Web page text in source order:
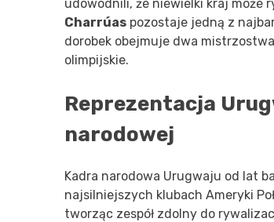
udowodnili, że niewielki kraj może
Charrúas pozostaje jedną z
dorobek obejmuje dwa
olimpijskie.
Reprezentacja
narodowej
Kadra narodowa Urugwaju od lat
najsilniejszych klubach Ameryki
tworząc zespół zdolny do